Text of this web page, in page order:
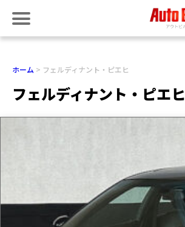
ホーム フェルディナント・ピエヒ
フェルディナント・ピエヒ